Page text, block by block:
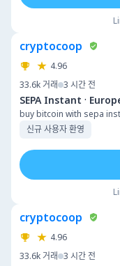
cryptocoop
4.96
33.6k 거래 3 시간 전
SEPA Instant ·
buy bitcoin with sepa
신규 사용자 환영
cryptocoop
4.96
33.6k 거래 3 시간 전